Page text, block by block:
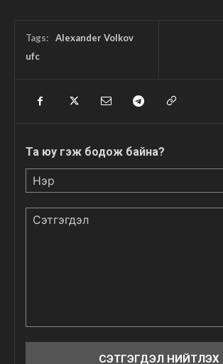
Tags:
Alexander Volkov
ufc
Та юу гэж бодож байна?